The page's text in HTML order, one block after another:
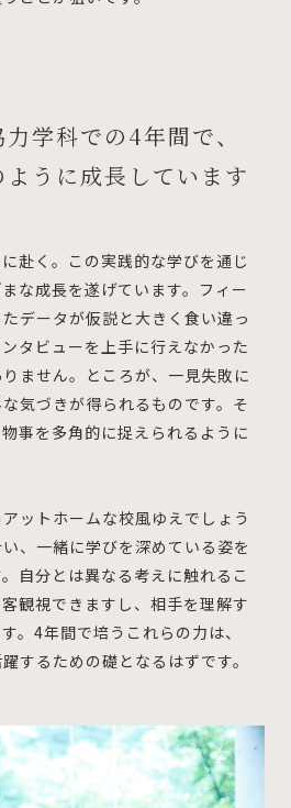
学科での4年間で、
うに成長しています
赴く。この実践的な学びを通じ
な成長を遂げています。フィー
データが仮説と大きく食い違っ
タビューを上手に行えなかった
ません。ところが、一見失敗に
気づきが得られるものです。そ
事を多角的に捉えられるように
ットホームな校風ゆえでしょう
、一緒に学びを深めている姿を
自分とは異なる考えに触れるこ
観視できますし、相手を理解す
。4年間で培うこれらの力は、
するための礎となるはずです。